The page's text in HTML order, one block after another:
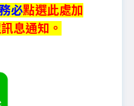
必點選此處加
息通知。